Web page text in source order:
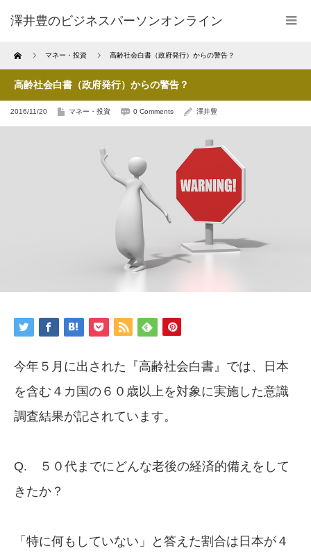
澤井豊のビジネスパーソンオンライン
Home マネー・投資 高齢社会白書（政府発行）からの警告？
高齢社会白書（政府発行）からの警告？
2016/11/20 マネー・投資 0 Comments 澤井豊
今年５月に出された『高齢社会白書』では、日本
を含む４カ国の６０歳以上を対象に実施した意識
調査結果が記されています。
Q. ５０代までにどんな老後の経済的備えをして
きたか？
「特に何もしていない」と答えた割合は日本が４